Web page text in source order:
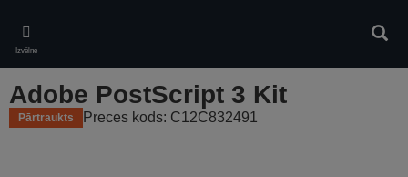
main
content
Izvēlne
Adobe PostScript 3 Kit
Pārtraukts Preces kods: C12C832491